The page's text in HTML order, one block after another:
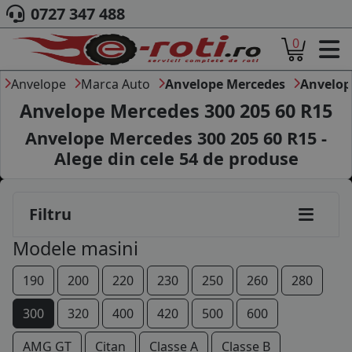
ACASA
DESPRE NOI
ANVELOPE
AUTO
CAMION
MOTO
MARCA AUTO
BLOG
B2B - COLABORARE COMPANII
CONT
0727 347 488
0
Anvelope Marca Auto Anvelope Mercedes
Anvelope Mercedes 300 205 60 R15
Anvelope Mercedes 300 205 60 R15 -
Alege din cele 54de produse
Filtru
Modele masini
190 200 220 230 250 260
280
300
320 400 420 500
600
AMG GT
Citan Classe A
Classe B